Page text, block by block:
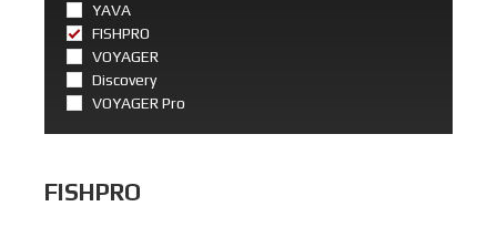
YAVA
FISHPRO
VOYAGER
Discovery
VOYAGER Pro
FISHPRO